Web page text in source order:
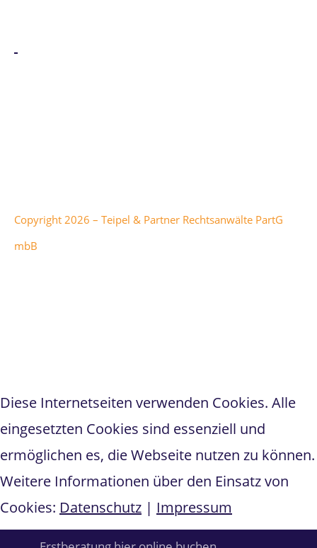
Copyright 2026 – Teipel & Partner Rechtsanwälte PartG
mbB
Diese Internetseiten verwenden Cookies. Alle
eingesetzten Cookies sind essenziell und
ermöglichen es, die Webseite nutzen zu können.
Weitere Informationen über den Einsatz von
Cookies: Datenschutz | Impressum